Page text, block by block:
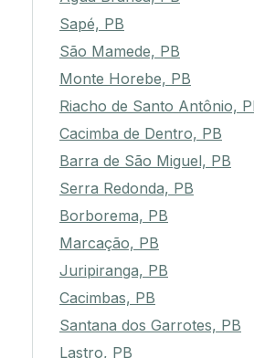
Água Branca, PB
Sapé, PB
São Mamede, PB
Monte Horebe, PB
Riacho de Santo Antônio, PB
Cacimba de Dentro, PB
Barra de São Miguel, PB
Serra Redonda, PB
Borborema, PB
Marcação, PB
Juripiranga, PB
Cacimbas, PB
Santana dos Garrotes, PB